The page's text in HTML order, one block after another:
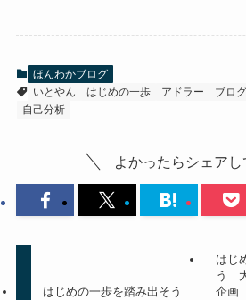
ほんわかブログ
いとやん
はじめの一歩 アドラー ブログ
自己分析
よかったらシェアし
はじめの一歩を踏み出そう
はじ
う
企画